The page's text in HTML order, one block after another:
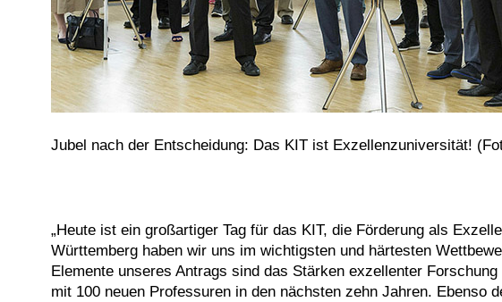
Jubel nach der Entscheidung: Das KIT ist Exzellenzuniversität!
„Heute ist ein großartiger Tag für das KIT, die Förderung als
Württemberg haben wir uns im wichtigsten und härtesten
Elemente unseres Antrags sind das Stärken exzellenter
mit 100 neuen Professuren in den nächsten zehn Jahren.